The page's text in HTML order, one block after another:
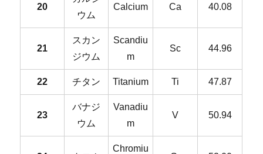
20
ウム
Calcium Ca 40.08
21
スカン
ジウム
Scandiu
m
Sc 44.96
22 チタン Titanium Ti 47.87
23
バナジ
ウム
Vanadiu
m
V 50.94
Chromiu